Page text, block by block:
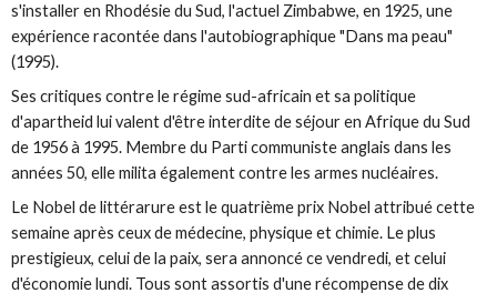
s'installer en Rhodésie du Sud, l'actuel Zimbabwe, en 1925, une
expérience racontée dans l'autobiographique "Dans ma peau"
(1995).
Ses critiques contre le régime sud-africain et sa politique
d'apartheid lui valent d'être interdite de séjour en Afrique du Sud
de 1956 à 1995. Membre du Parti communiste anglais dans les
années 50, elle milita également contre les armes nucléaires.
Le Nobel de littérarure est le quatrième prix Nobel attribué cette
semaine après ceux de médecine, physique et chimie. Le plus
prestigieux, celui de la paix, sera annoncé ce vendredi, et celui
d'économie lundi. Tous sont assortis d'une récompense de dix